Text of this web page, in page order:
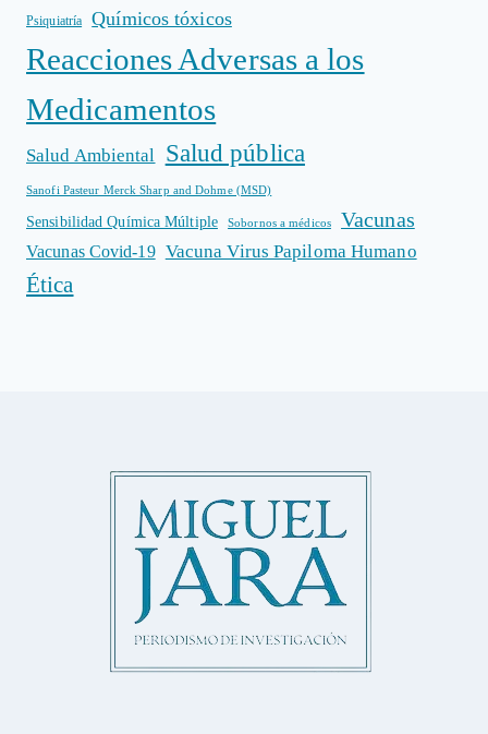
Psiquiatría Químicos tóxicos
Reacciones Adversas a los
Medicamentos
Salud Ambiental Salud pública
Sanofi Pasteur Merck Sharp and Dohme (MSD)
Sensibilidad Química Múltiple Sobornos a médicos Vacunas
Vacunas Covid-19 Vacuna Virus Papiloma Humano
Ética